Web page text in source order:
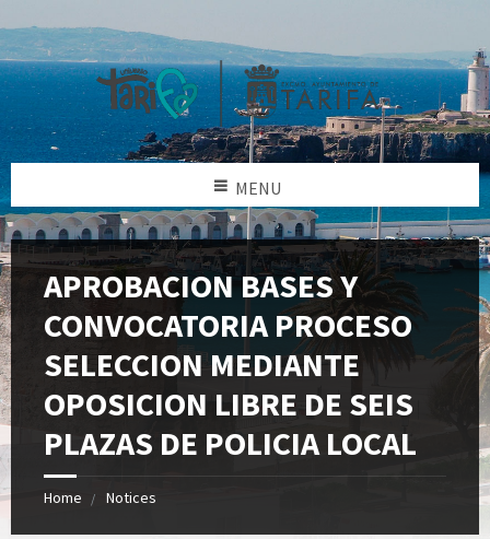
MENU
APROBACION BASES Y
CONVOCATORIA PROCESO
SELECCION MEDIANTE
OPOSICION LIBRE DE SEIS
PLAZAS DE POLICIA LOCAL
Home Notices